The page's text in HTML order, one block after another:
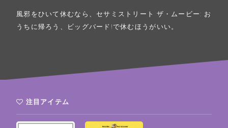
風邪をひいて休むなら、セサミストリート ザ・ムービー: お
うちに帰ろう、ビッグバード!で休むほうがいい。
注目アイテム